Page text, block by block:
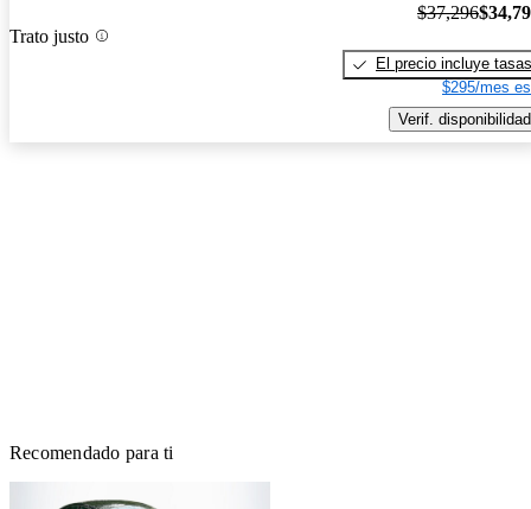
Trato justo
$37,296
El precio incluye tasas
$295/mes
Verif. disponibilidad
Recomendado para ti